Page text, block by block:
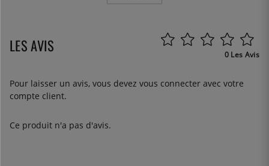
LES AVIS 0 Les Avis
Pour laisser un avis, vous devez vous connecter avec votre
compte client.
Ce produit n'a pas d'avis.